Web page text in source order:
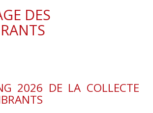
DES
2026 DE LA COLLECTE